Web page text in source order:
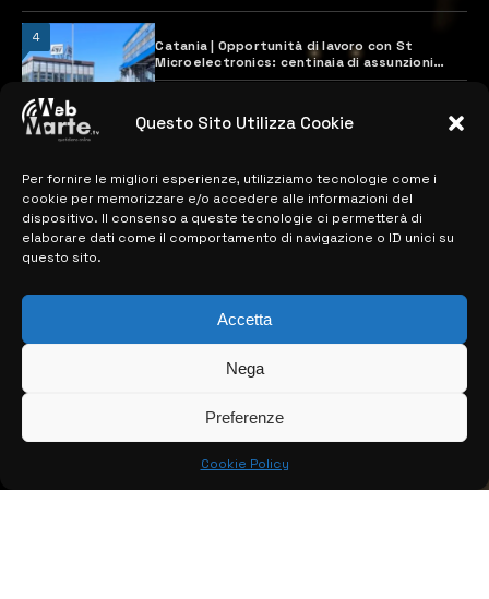
Questo Sito Utilizza Cookie
Per fornire le migliori esperienze, utilizziamo tecnologie come i
cookie per memorizzare e/o accedere alle informazioni del
dispositivo. Il consenso a queste tecnologie ci permetterà di
elaborare dati come il comportamento di navigazione o ID unici su
questo sito.
Accetta
Nega
Preferenze
Cookie Policy
4
Catania | Opportunità di lavoro con St
Microelectronics: centinaia di assunzioni
previste
MAPPA DEL SITO
> NOTIZIE